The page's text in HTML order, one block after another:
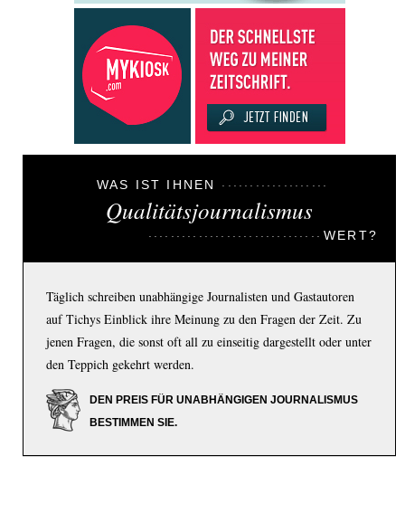
WAS IST IHNEN
Qualitätsjournalismus
WERT?
Täglich schreiben unabhängige Journalisten und Gastautoren
auf Tichys Einblick ihre Meinung zu den Fragen der Zeit. Zu
jenen Fragen, die sonst oft all zu einseitig dargestellt oder unter
den Teppich gekehrt werden.
DEN PREIS FÜR UNABHÄNGIGEN JOURNALISMUS
BESTIMMEN SIE.